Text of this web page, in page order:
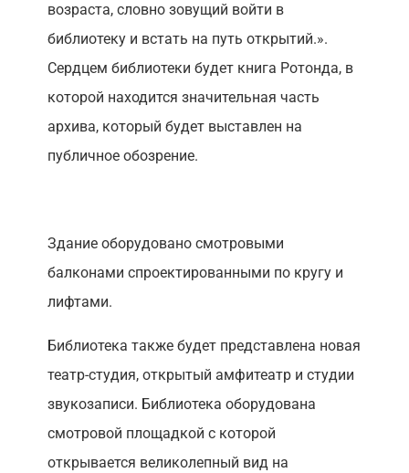
возраста, словно зовущий войти в
библиотеку и встать на путь открытий.».
Сердцем библиотеки будет книга Ротонда, в
которой находится значительная часть
архива, который будет выставлен на
публичное обозрение.
Здание оборудовано смотровыми
балконами спроектированными по кругу и
лифтами.
Библиотека также будет представлена новая
театр-студия, открытый амфитеатр и студии
звукозаписи. Библиотека оборудована
смотровой площадкой с которой
открывается великолепный вид на